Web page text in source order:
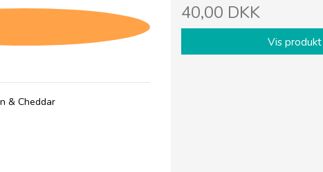
& Cheddar
40,00 DKK
Vis produkt